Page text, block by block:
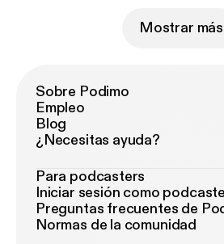
Mostrar más
Sobre Podimo
Empleo
Blog
¿Necesitas ayuda?
Para podcasters
Iniciar sesión como
Preguntas frecuentes de
Normas de la comunidad